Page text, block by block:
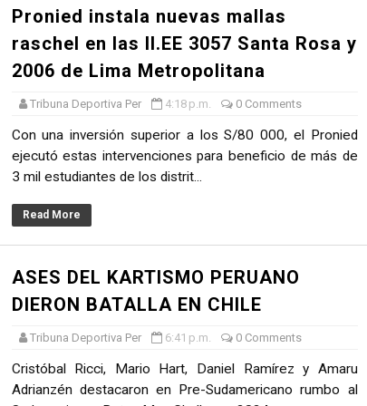
DEL RONEX 2025 SERÁ ESTE 30 DE NOVIEMBRE
la Primavera del Rally Mobil Perú
PRIMER GOLPE Y SUEÑA CON EL ASCENSO
Y NUEVO RÉCORD NACIONAL
MONTES, CASTRO Y RODRÍGUEZ SE IMPONEN
Pronied instala nuevas mallas
raschel en las II.EE 3057 Santa Rosa y
2006 de Lima Metropolitana
Tribuna Deportiva Per 4:18 p.m. 0 Comments
Con una inversión superior a los S/80 000, el Pronied
ejecutó estas intervenciones para beneficio de más de
3 mil estudiantes de los distrit...
Read More
ASES DEL KARTISMO PERUANO
DIERON BATALLA EN CHILE
Tribuna Deportiva Per 6:41 p.m. 0 Comments
Cristóbal Ricci, Mario Hart, Daniel Ramírez y Amaru
Adrianzén destacaron en Pre-Sudamericano rumbo al